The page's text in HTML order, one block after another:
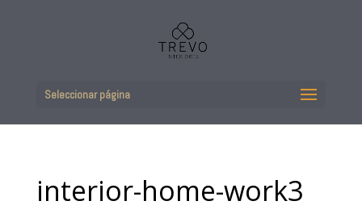
Seleccionar página
interior-home-work3